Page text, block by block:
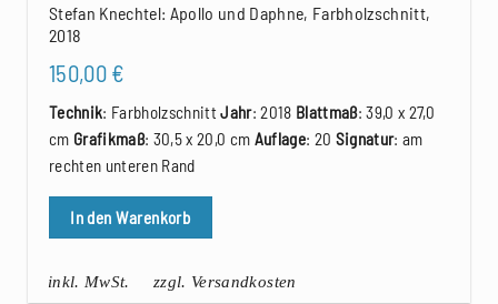
Stefan Knechtel: Apollo und Daphne, Farbholzschnitt,
2018
150,00 €
Technik: FarbholzschnittJahr: 2018 Blattmaß: 39,0 x 27,0
cm Grafikmaß: 30,5 x 20,0 cm Auflage: 20 Signatur: am
rechten unteren Rand
In den Warenkorb
inkl. MwSt. zzgl. Versandkosten